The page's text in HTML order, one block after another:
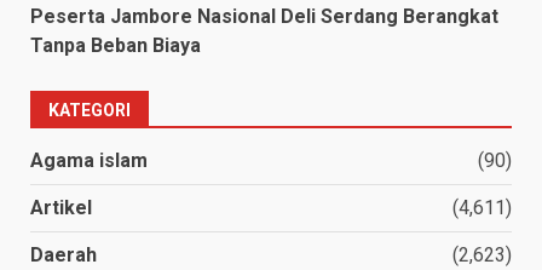
Peserta Jambore Nasional Deli Serdang Berangkat
Tanpa Beban Biaya
KATEGORI
Agama islam (90)
Artikel (4,611)
Daerah (2,623)